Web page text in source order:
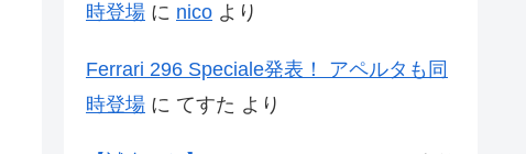
時登場 に nico より
Ferrari 296 Speciale発表！ アペルタも同
時登場 に てすた より